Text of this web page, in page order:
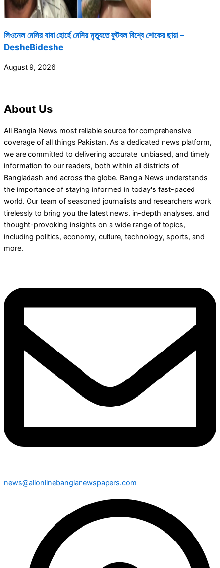
লিওনেল মেসির বাবা হোর্হে মেসির মৃত্যুতে ফুটবল বিশ্বে শোকের ছায়া –
DesheBideshe
August 9, 2026
About Us
All Bangla News most reliable source for comprehensive
coverage of all things Pakistan. As a dedicated news platform,
we are committed to delivering accurate, unbiased, and timely
information to our readers, both within all districts of
Bangladash and across the globe. Bangla News understands
the importance of staying informed in today's fast-paced
world. Our team of seasoned journalists and researchers work
tirelessly to bring you the latest news, in-depth analyses, and
thought-provoking insights on a wide range of topics,
including politics, economy, culture, technology, sports, and
more.
news@allonlinebanglanewspapers.com